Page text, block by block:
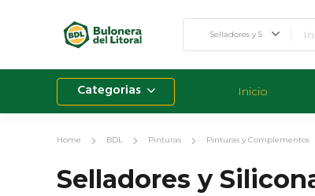
Categorias Inicio
Home BDL Pinturas Pinturas y Complementos
Selladores y